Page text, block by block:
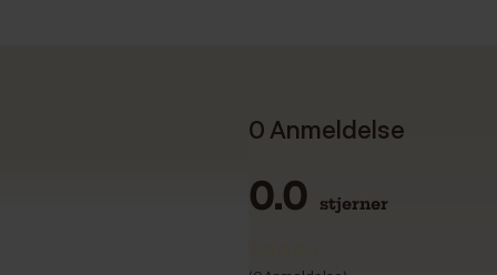
0 Anmeldelse
0.0 stjerner